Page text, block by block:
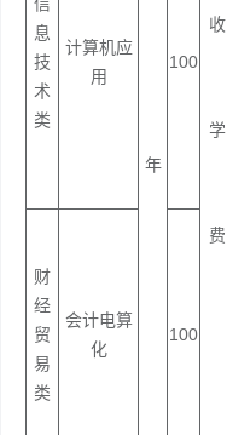
年
收
学
费
息
技
术
类
计算机应
用
100
财
经
贸
易
类
会计电算
化
100